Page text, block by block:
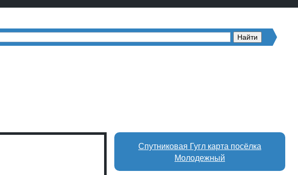
Спутниковая Гугл карта посёлка
Молодежный